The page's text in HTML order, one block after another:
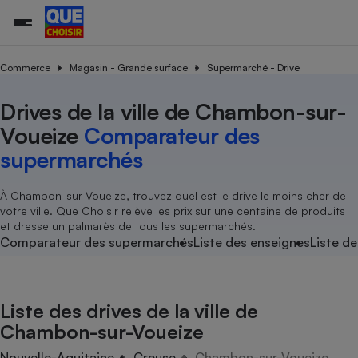
Commerce Magasin - Grande surface Supermarché - Drive
Drives de la ville de Chambon-sur-
Voueize Comparateur des
supermarchés
À Chambon-sur-Voueize, trouvez quel est le drive le moins cher de
votre ville. Que Choisir relève les prix sur une centaine de produits
et dresse un palmarès de tous les supermarchés.
Comparateur des supermarchésListe des enseignesListe
Liste des drives de la ville de
Chambon-sur-Voueize
Additifs
Nutrition
Produit alimentaire
Assurance auto
Carburant
Magasin - Grande surface
Marketing - Fidélisation
Organismes de défense
Système judiciaire
Air
Energie
Achat - Vente - Travaux
Location
Sport
Vacances - Tourisme
électrique
Démarche administrative
Senior
Service marchand
Train
Transport aérien
Toutes les actualités
Enquêtes
Guides d'achat
Conseils
Brèves
Tous les services
Soumettre un litige
Lettres types
Tous nos combats
Nos actions
Nos grandes victoires
Les billets de la présidente
Nos associations locales
Nous rejoindre
nous ?
L’association
Nos missions
Notre méthodologie
Notre financement
Nos partenaires
Nous rejoindre